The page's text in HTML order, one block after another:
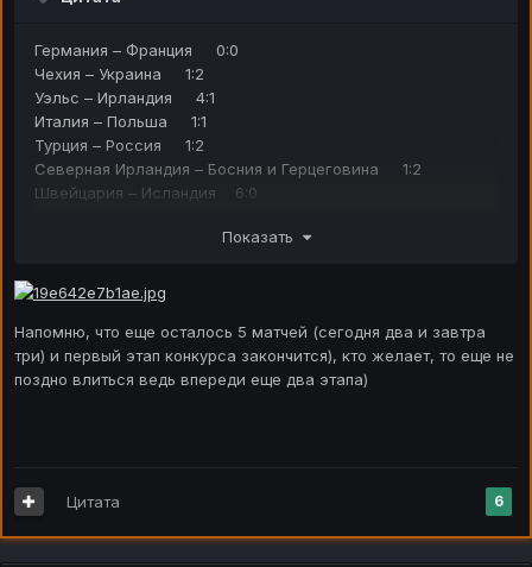
Германия – Франция 0:0
Чехия – Украина 1:2
Уэльс – Ирландия 4:1
Италия – Польша 1:1
Турция – Россия 1:2
Северная Ирландия – Босния и Герцеговина 1:2
Швейцария – Исландия 6:0
Украина – Словакия 1:0
Франция – Нидерланды 2:1
Показать
Напомню, что еще осталось 5 матчей (сегодня два и завтра
три) и первый этап конкурса закончится), кто желает, то еще не
поздно влиться ведь впереди еще два этапа)
6
Цитата